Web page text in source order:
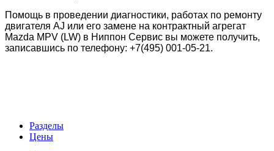
Помощь в проведении диагностики, работах по ремонту
двигателя AJ или его замене на контрактный агрегат
Mazda MPV (LW) в Ниппон Сервис вы можете получить,
записавшись по телефону: +7(495) 001-05-21.
Разделы
Цены